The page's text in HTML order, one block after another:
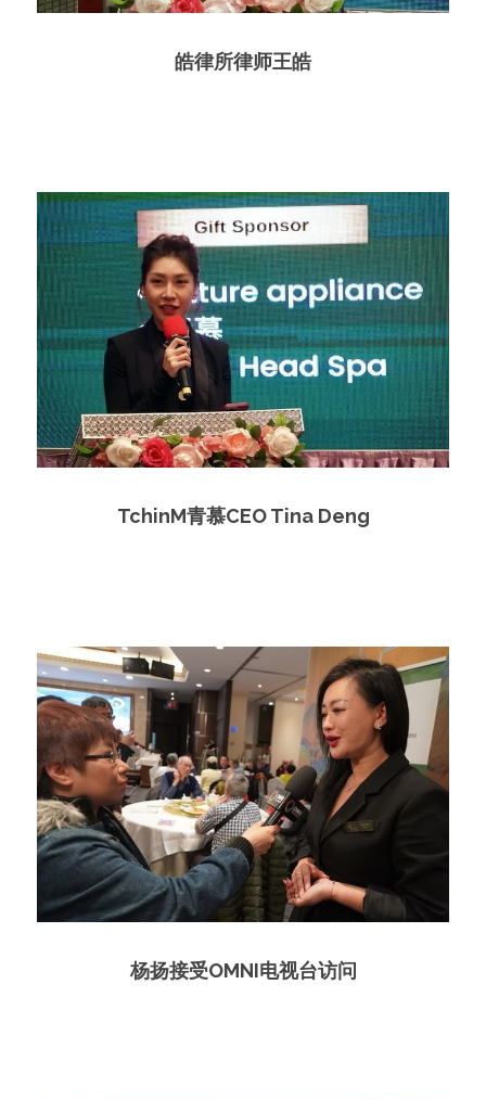
皓律所律师王皓
TchinM青慕CEO Tina Deng
杨扬接受OMNI电视台访问